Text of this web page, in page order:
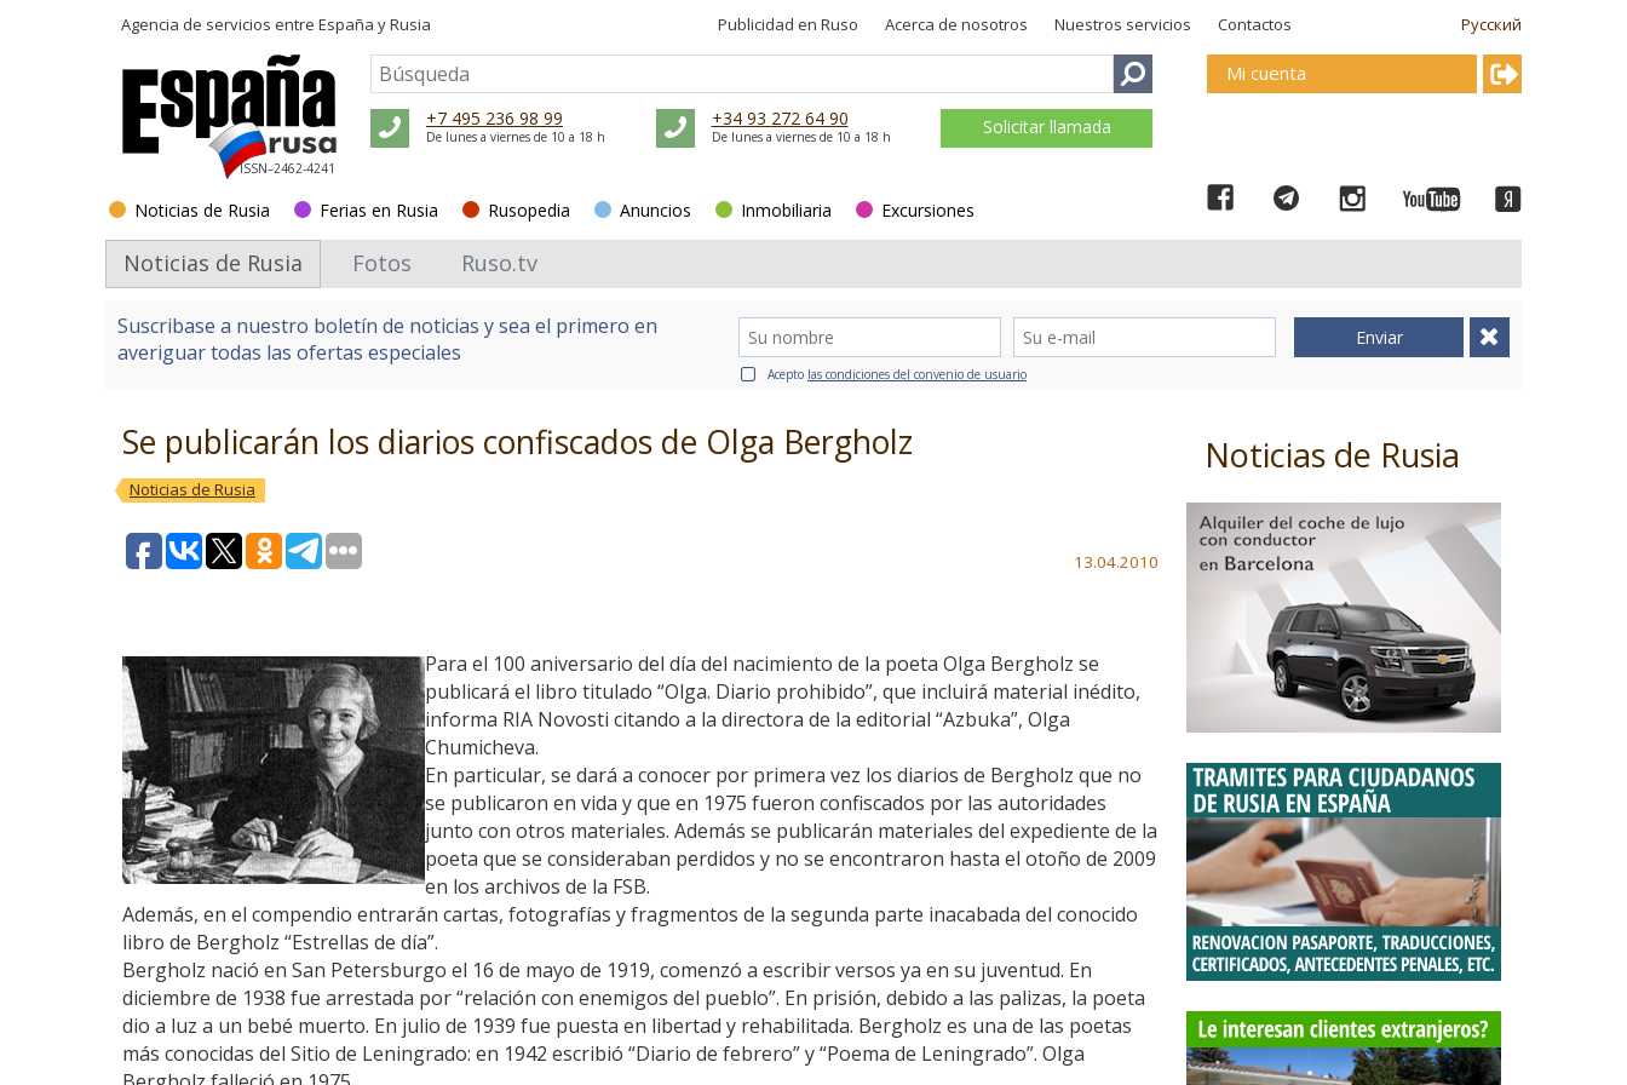
Agencia de servicios entre España y Rusia Русский
Publicidad en Ruso Acerca de nosotros Nuestros servicios Contactos
ISSN–2462-4241
+7 495 236 98 99
De lunes a viernes de 10 a 18 h
+34 93 272 64 90
De lunes a viernes de 10 a 18 h Solicitar llamada
Noticias de Rusia Ferias en Rusia Rusopedia Anuncios Inmobiliaria Excursiones
Mi cuenta
Noticias de Rusia Fotos Ruso.tv
Suscribase a nuestro boletín de noticias y sea el primero en
averiguar todas las ofertas especiales
Enviar
Acepto las condiciones del convenio de usuario
Noticias de Rusia
Se publicarán los diarios confiscados de Olga Bergholz
Noticias de Rusia
13.04.2010
Para el 100 aniversario del día del nacimiento de la poeta Olga Bergholz se
publicará el libro titulado “Olga. Diario prohibido”, que incluirá material inédito,
informa RIA Novosti citando a la directora de la editorial “Azbuka”, Olga
Chumicheva.
En particular, se dará a conocer por primera vez los diarios de Bergholz que no
se publicaron en vida y que en 1975 fueron confiscados por las autoridades
junto con otros materiales. Además se publicarán materiales del expediente de la
poeta que se consideraban perdidos y no se encontraron hasta el otoño de 2009
en los archivos de la FSB.
Además, en el compendio entrarán cartas, fotografías y fragmentos de la segunda parte inacabada del conocido
libro de Bergholz “Estrellas de día”.
Bergholz nació en San Petersburgo el 16 de mayo de 1919, comenzó a escribir versos ya en su juventud. En
diciembre de 1938 fue arrestada por “relación con enemigos del pueblo”. En prisión, debido a las palizas, la poeta
dio a luz a un bebé muerto. En julio de 1939 fue puesta en libertad y rehabilitada. Bergholz es una de las poetas
más conocidas del Sitio de Leningrado: en 1942 escribió “Diario de febrero” y “Poema de Leningrado”. Olga